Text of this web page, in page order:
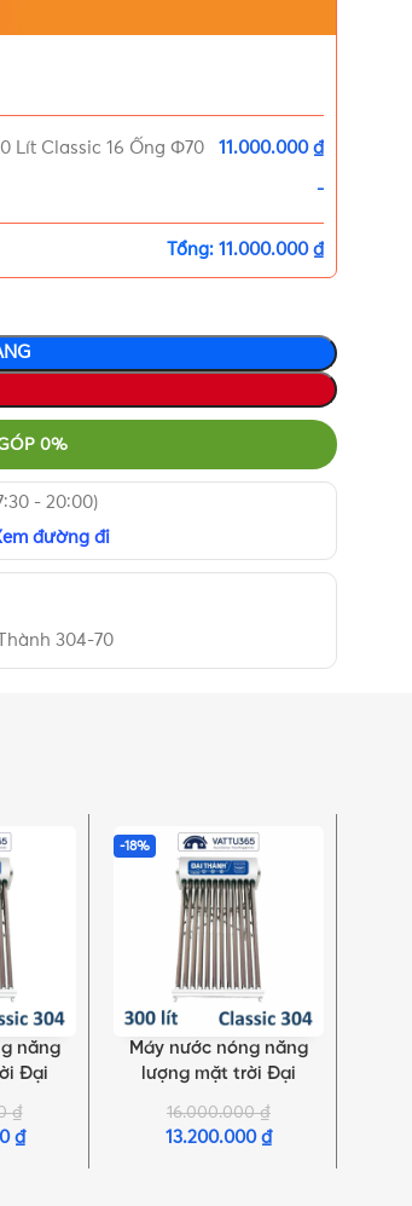
Lít Classic 16 Ống Φ70 11.000.000 ₫
-
Tổng: 11.000.000 ₫
0%
- 20:00)
đường đi
304-70
năng
Đại
18
₫
₫
-18%
SELECT OPTIONS
Máy nước nóng năng
lượng mặt trời Đại
Thành 300 Lít Classic 20
Ống Φ70
16.000.000₫
13.200.000 ₫